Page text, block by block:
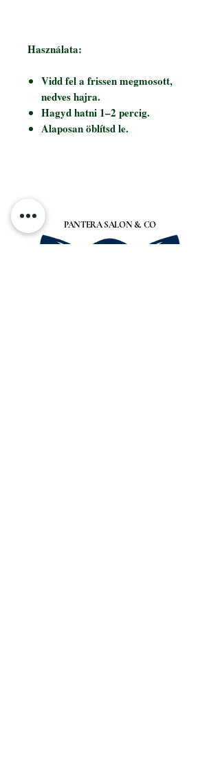
Használata:
Vidd fel a frissen megmosott,
nedves hajra.
Hagyd hatni 1–2 percig.
Alaposan öblítsd le.
PANTERA SALON &. CO